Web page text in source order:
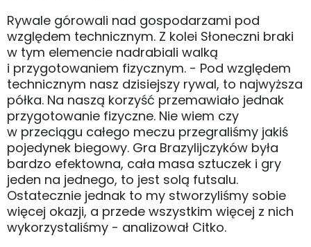
Rywale górowali nad gospodarzami pod
względem technicznym. Z kolei Słoneczni braki
w tym elemencie nadrabiali walką
i przygotowaniem fizycznym. - Pod względem
technicznym nasz dzisiejszy rywal, to najwyższa
półka. Na naszą korzyść przemawiało jednak
przygotowanie fizyczne. Nie wiem czy
w przeciągu całego meczu przegraliśmy jakiś
pojedynek biegowy. Gra Brazylijczyków była
bardzo efektowna, cała masa sztuczek i gry
jeden na jednego, to jest solą futsalu.
Ostatecznie jednak to my stworzyliśmy sobie
więcej okazji, a przede wszystkim więcej z nich
wykorzystaliśmy - analizował Citko.